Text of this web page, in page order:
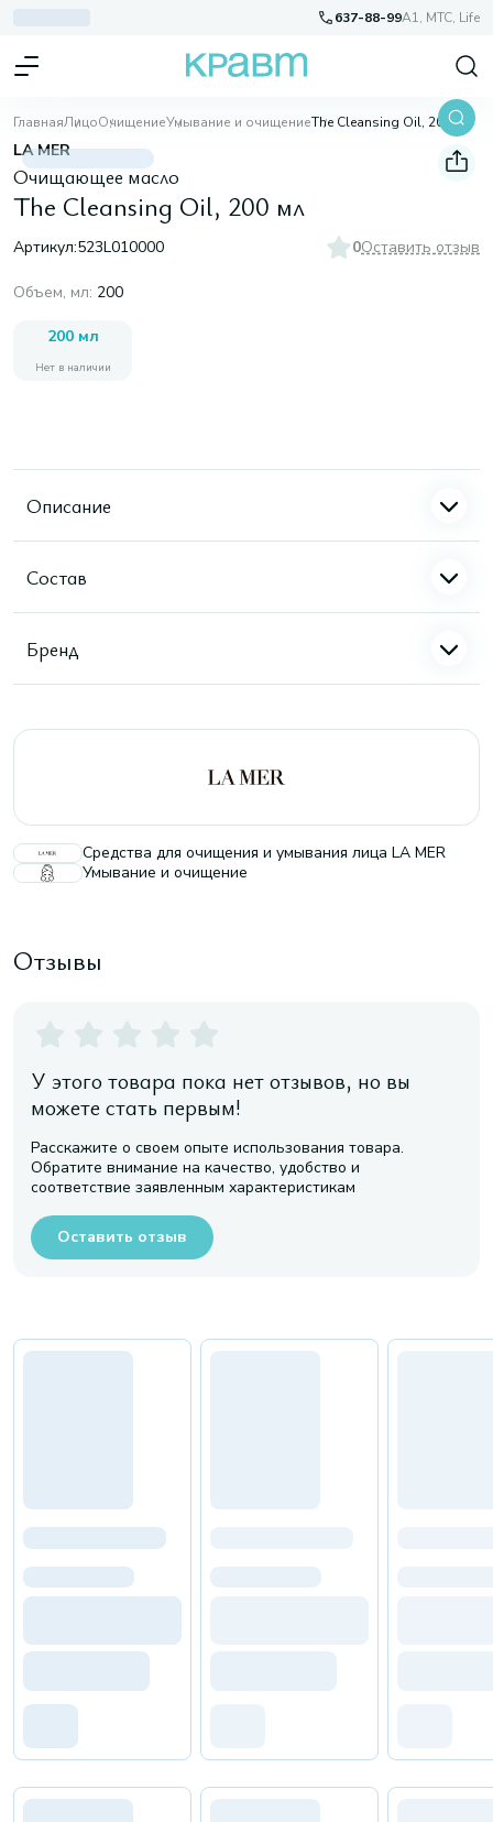
637-88-99A1, МТС, Life
ГлавнаяЛицоОчищениеУмывание и очищениеThe Cleansing Oil, 200 мл
LA MER
Очищающее масло
The Cleansing Oil, 200 мл
Артикул:523L010000 0Оставить отзыв
Объем, мл: 200
200 мл
Нет в наличии
Описание
Состав
Бренд
Средства для очищения и умывания лица LA MER
Умывание и очищение
Отзывы
У этого товара пока нет отзывов, но вы
можете стать первым!
Расскажите о своем опыте использования товара.
Обратите внимание на качество, удобство и
соответствие заявленным характеристикам
Оставить отзыв